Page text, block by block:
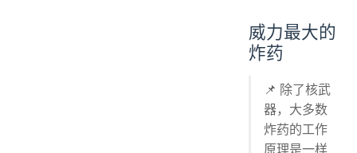
威力最大的
炸药
📌 除了核武
器，大多数
炸药的工作
原理是一样